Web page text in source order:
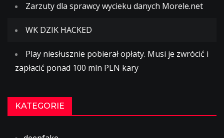
Zarzuty dla sprawcy wycieku danych Morele.net
WK DZIK HACKED
Play niesłusznie pobierał opłaty. Musi je zwrócić i
zapłacić ponad 100 mln PLN kary
KATEGORIE